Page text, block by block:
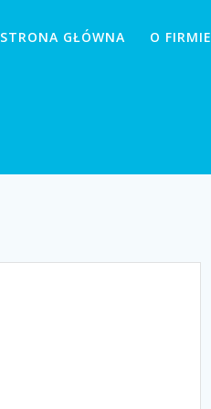
STRONA GŁÓWNA O FIRMIE